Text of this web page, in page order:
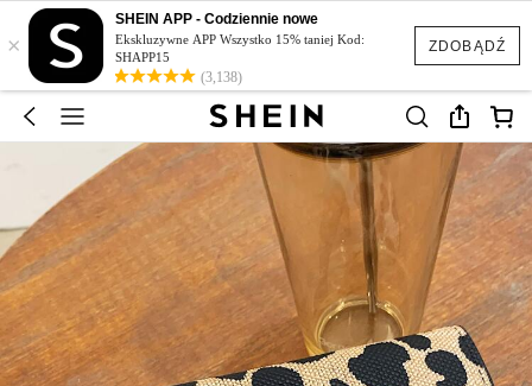
ZDOBĄDŹ
×
SHEIN APP - Codziennie nowe
Ekskluzywne APP Wszystko 15% taniej Kod:
SHAPP15
(3,138)